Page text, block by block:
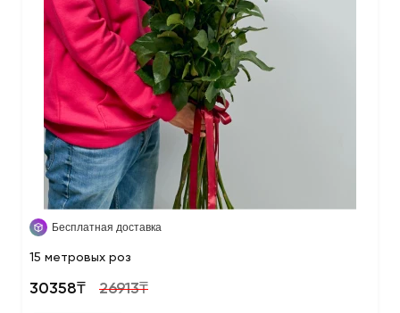
Бесплатная доставка
15 метровых роз
30358₸ 26913₸